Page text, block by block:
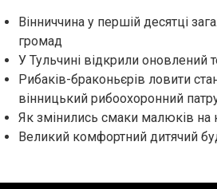
Вінниччина у першій десятці
громад
У Тульчині відкрили оновлений
Рибаків-браконьєрів ловити
вінницький рибоохоронний
Як змінились смаки малюків на
Великий комфортний дитячий